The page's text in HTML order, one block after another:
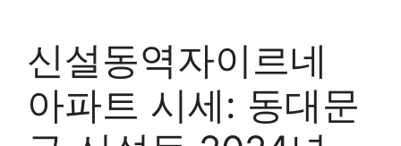
신설동역자이르네
아파트 시세: 동대문